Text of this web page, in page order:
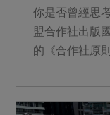
你是否曾經思
盟合作社出版
的《合作社原